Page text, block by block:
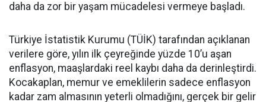
daha da zor bir yaşam mücadelesi vermeye başladı.
Türkiye İstatistik Kurumu (TÜİK) tarafından açıklanan
verilere göre, yılın ilk çeyreğinde yüzde 10’u aşan
enflasyon, maaşlardaki reel kaybı daha da derinleştirdi.
Kocakaplan, memur ve emeklilerin sadece enflasyon
kadar zam almasının yeterli olmadığını, gerçek bir gelir